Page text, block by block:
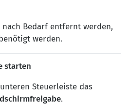
Bedarf entfernt werden,
werden.
starten
Steuerleiste das
.